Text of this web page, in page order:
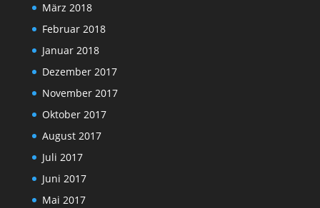
März 2018
Februar 2018
Januar 2018
Dezember 2017
November 2017
Oktober 2017
August 2017
Juli 2017
Juni 2017
Mai 2017